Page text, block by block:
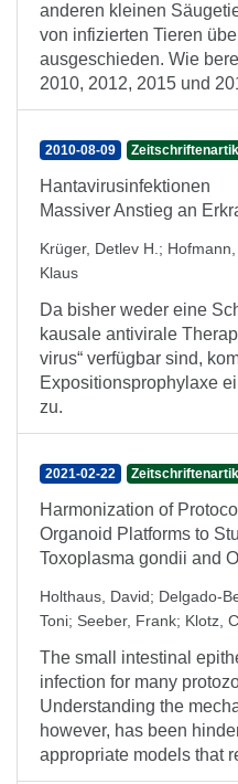
anderen kleinen
von infizierten Tieren
ausgeschieden. Wie
2010, 2012, 2015 und
2010-08-09
Hantavirusinfektionen
Massiver Anstieg an
Krüger, Detlev H. ;
Klaus
Da bisher weder eine
kausale antivirale
virus“ verfügbar sind,
Expositionsprophylaxe
zu.
2021-02-22
Harmonization of
Organoid Platforms to
Toxoplasma gondii and
Holthaus, David; Delgado-
Toni; Seeber, Frank; Klotz,
The small intestinal
infection for many
Understanding the
however, has been
appropriate models that